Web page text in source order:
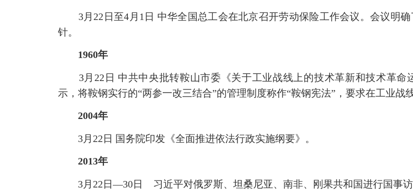
3月22日至4月1日 中华全国总工会在北京召开劳动保险工作会议。会议明确
针。
1960年
3月22日 中共中央批转鞍山市委《关于工业战线上的技术革新和技术革命
示，将鞍钢实行的“两参一改三结合”的管理制度称作“鞍钢宪法”，要求在工业战
2004年
3月22日 国务院印发《全面推进依法行政实施纲要》。
2013年
3月22日—30日 习近平对俄罗斯、坦桑尼亚、南非、刚果共和国进行国事访